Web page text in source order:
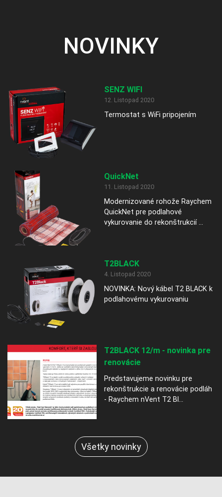
NOVINKY
SENZ WIFI
12. Listopad 2020
Termostat s WiFi pripojením
QuickNet
11. Listopad 2020
Modernizované rohože Raychem
QuickNet pre podlahové
vykurovanie do rekonštrukcií ...
T2BLACK
4. Listopad 2020
NOVINKA: Nový kábel T2 BLACK k
podlahovému vykurovaniu
T2BLACK 12/m - novinka pre
renovácie
Predstavujeme novinku pre
rekonštrukcie a renovácie podláh
- Raychem nVent T2 Bl...
Všetky novinky